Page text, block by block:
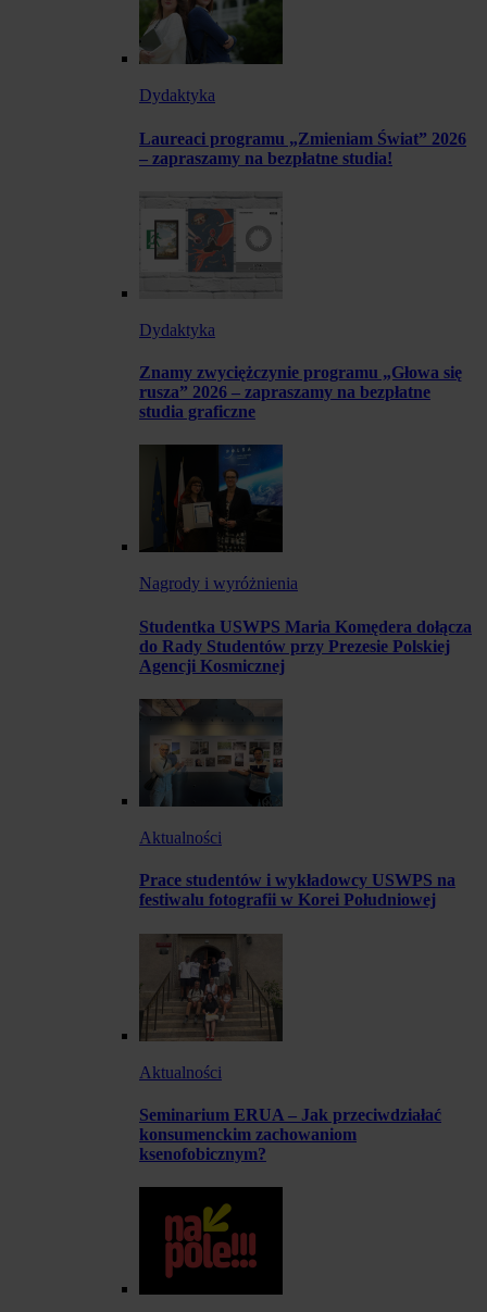
Dydaktyka
Laureaci programu „Zmieniam Świat” 2026
– zapraszamy na bezpłatne studia!
Dydaktyka
Znamy zwyciężczynie programu „Głowa się
rusza” 2026 – zapraszamy na bezpłatne
studia graficzne
Nagrody i wyróżnienia
Studentka USWPS Maria Komędera dołącza
do Rady Studentów przy Prezesie Polskiej
Agencji Kosmicznej
Aktualności
Prace studentów i wykładowcy USWPS na
festiwalu fotografii w Korei Południowej
Aktualności
Seminarium ERUA – Jak przeciwdziałać
konsumenckim zachowaniom
ksenofobicznym?